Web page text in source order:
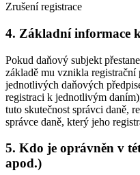
Zrušení registrace
4. Základní informace
Pokud daňový subjekt
základě mu vznikla
jednotlivých daňových
registraci k jednotlivým
tuto skutečnost správci daně,
správce daně, který jeho
5. Kdo je oprávněn v
apod.)